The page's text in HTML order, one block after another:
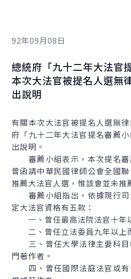
92年09月08日
總統府「九十二年大法官
本次大法官被提名人選無
出說明
有關本次大法官被提名人選無
府「九十二年大法官提名審薦
出說明。
審薦小組表示，本次提名審
曾函請中華民國律師公會全國
推薦大法官人選，惟該會並未推
審薦小組指出，依據現行司
定大法官資格有五款：
一、曾任最高法院法官十年
二、曾任立法委員九年以上
三、曾任大學法律主要科目
門著作者。
四、曾任國際法庭法官或有